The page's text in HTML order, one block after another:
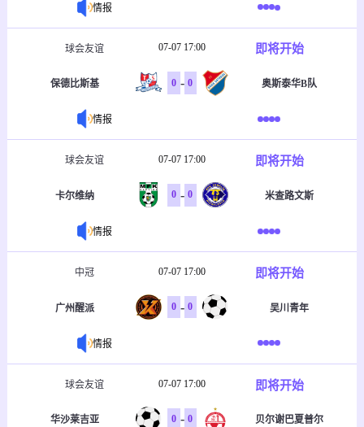
情报
球会友谊 07-07 17:00 即将开始
保德比斯基 0 - 0 奥斯泰华B队
情报
球会友谊 07-07 17:00 即将开始
卡尔维纳 0 - 0 米查路文斯
情报
中冠 07-07 17:00 即将开始
广州醒派 0 - 0 吴川青年
情报
球会友谊 07-07 17:00 即将开始
华沙莱吉亚 0 - 0 贝尔谢巴夏普尔